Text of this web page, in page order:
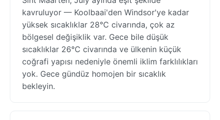
kavruluyor — Koolbaai'den Windsor'ye kadar
yüksek sıcaklıklar 28°C civarında, çok az
bölgesel değişiklik var. Gece bile düşük
sıcaklıklar 26°C civarında ve ülkenin küçük
coğrafi yapısı nedeniyle önemli iklim farklılıkları
yok. Gece gündüz homojen bir sıcaklık
bekleyin.